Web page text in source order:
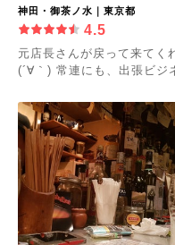
神田・御茶ノ水｜東京都
4.5
元店長さんが戻って来てく
(´∀｀) 常連にも、出張ビジ